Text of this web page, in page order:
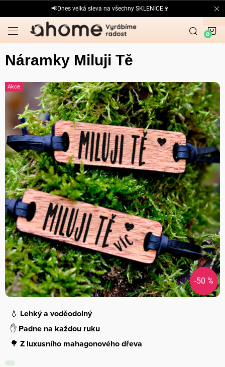
na
obsah
📢Dnes velká sleva na všechny SKLENICE🍷
Náramky Miluji Tě
Akce
-50 %
💧 Lehký a voděodolný
✋ Padne na každou ruku
🌳 Z luxusního mahagonového dřeva